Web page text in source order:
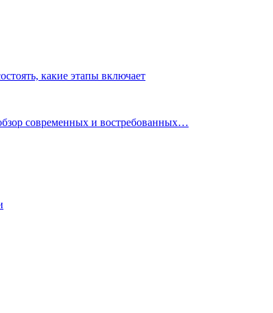
какие этапы включает
современных и востребованных…